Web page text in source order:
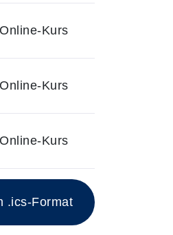
Online-Kurs
Online-Kurs
Online-Kurs
.ics-Format